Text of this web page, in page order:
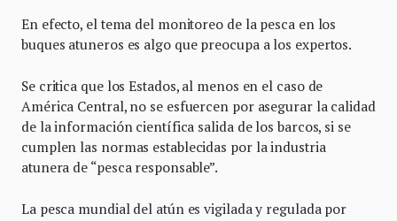
En efecto, el tema del monitoreo de la pesca en los
buques atuneros es algo que preocupa a los expertos.
Se critica que los Estados, al menos en el caso de
América Central, no se esfuercen por asegurar la calidad
de la información científica salida de los barcos, si se
cumplen las normas establecidas por la industria
atunera de “pesca responsable”.
La pesca mundial del atún es vigilada y regulada por